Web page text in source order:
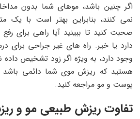
اگر چنین باشد، موهای شما بدون
نمی کنند، بنابراین بهتر است با
صحبت کنید تا ببینید آیا راهی برای
دارد یا خیر. راه‌ های غیر جراحی برای
وجود دارد، به‌ ویژه اگر زود تشخیص داده
هستید که ریزش موی شما دائمی
پوست و مو مراجعه کنید.
تفاوت ریزش طبیعی مو و